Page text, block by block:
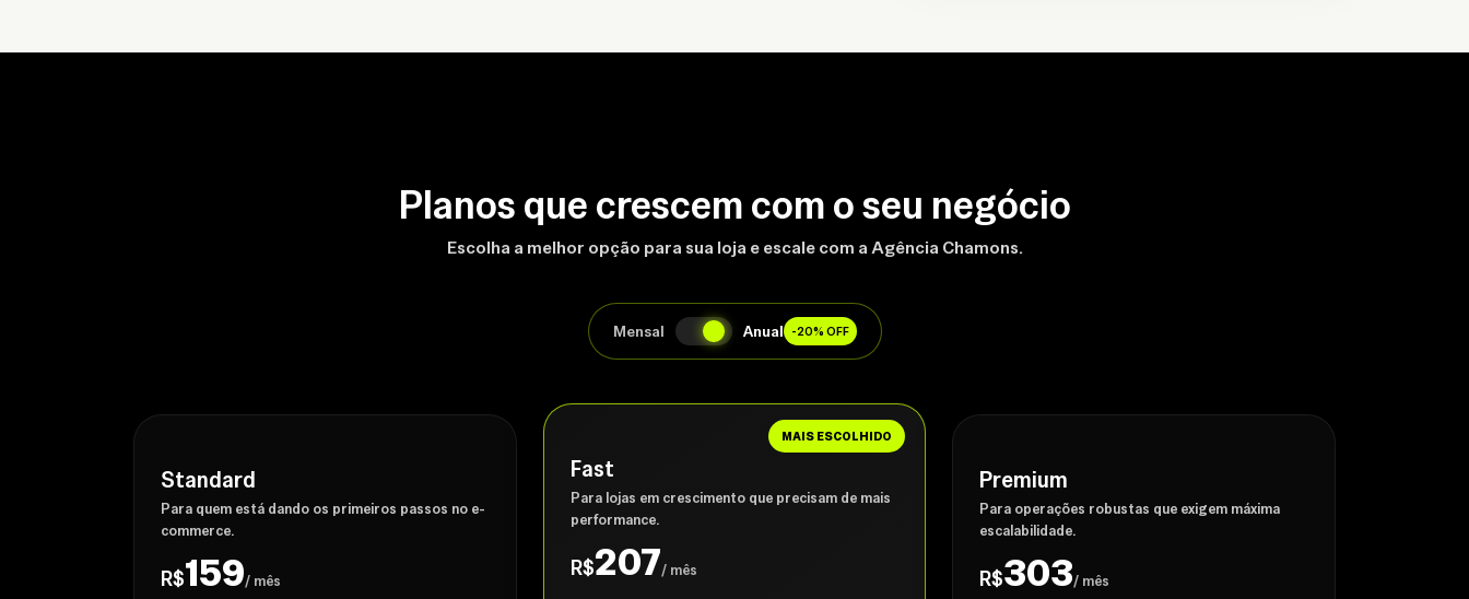
Planos que crescem com o seu negócio
Escolha a melhor opção para sua loja e escale com a Agência Chamons.
Mensal Anual -20% OFF
Standard
Para quem está dando os primeiros passos no e-
commerce.
R$159/ mês
MAIS ESCOLHIDO
Fast
Para lojas em crescimento que precisam de mais
performance.
R$207/ mês
Premium
Para operações robustas que exigem máxima
escalabilidade.
R$303/ mês